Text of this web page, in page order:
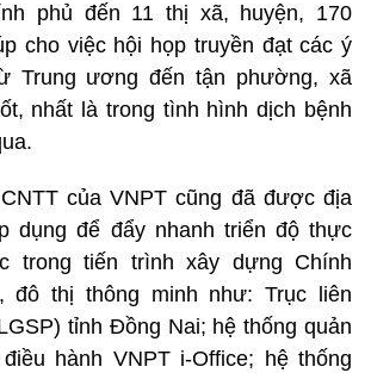
phủ đến 11 thị xã, huyện, 170
cho việc hội họp truyền đạt các ý
Trung ương đến tận phường, xã
nhất là trong tình hình dịch bệnh
của VNPT cũng đã được địa
dụng để đẩy nhanh triển độ thực
trong tiến trình xây dựng Chính
đô thị thông minh như: Trục liên
tỉnh Đồng Nai; hệ thống quản
hành VNPT i-Office; hệ thống